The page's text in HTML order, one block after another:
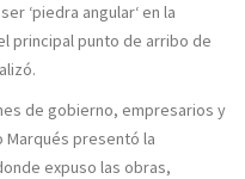
‘piedra angular‘ en la
principal punto de arribo de
de gobierno, empresarios y
Marqués presentó la
expuso las obras,